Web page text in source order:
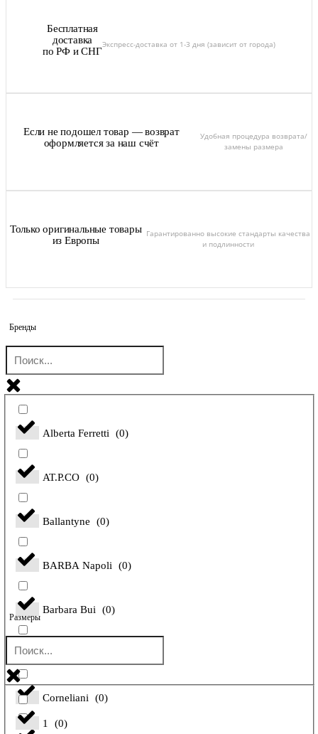
Бесплатная
доставка
по РФ и СНГ
Экспресс-доставка от 1-3 дня (зависит от города)
Если не подошел товар — возврат
оформляется за наш счёт
Удобная процедура возврата/
замены размера
Только оригинальные товары
из Европы
Гарантированно высокие стандарты качества
и подлинности
Бренды
Alberta Ferretti (0)
AT.P.CO (0)
Ballantyne (0)
BARBA Napoli (0)
Barbara Bui (0)
Bilancioni
Corneliani (0)
Размеры
1 (0)